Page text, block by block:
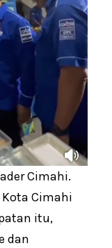
Cimahi.
Kota Cimahi
itu,
dan